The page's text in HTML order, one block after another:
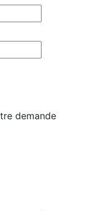
demande